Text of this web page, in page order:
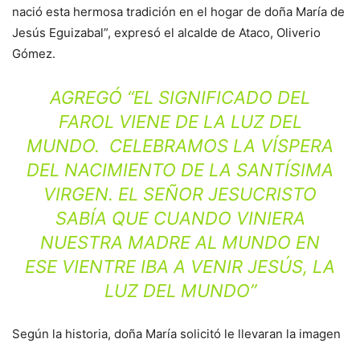
nació esta hermosa tradición en el hogar de doña María de
Jesús Eguizabal”, expresó el alcalde de Ataco, Oliverio
Gómez.
AGREGÓ “EL SIGNIFICADO DEL
FAROL VIENE DE LA LUZ DEL
MUNDO. CELEBRAMOS LA VÍSPERA
DEL NACIMIENTO DE LA SANTÍSIMA
VIRGEN. EL SEÑOR JESUCRISTO
SABÍA QUE CUANDO VINIERA
NUESTRA MADRE AL MUNDO EN
ESE VIENTRE IBA A VENIR JESÚS, LA
LUZ DEL MUNDO”
Según la historia, doña María solicitó le llevaran la imagen